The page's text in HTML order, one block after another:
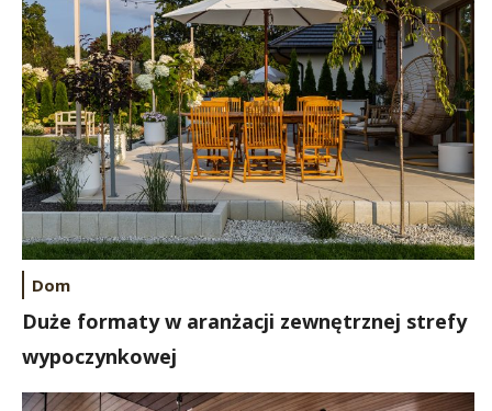
Dom
Duże formaty w aranżacji zewnętrznej strefy
wypoczynkowej